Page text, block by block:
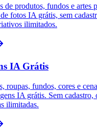
de produtos, fundos e artes
fotos IA grátis, sem
ilimitados.
IA Grátis
roupas, fundos, cores e
IA grátis. Sem cadastro,
ilimitadas.